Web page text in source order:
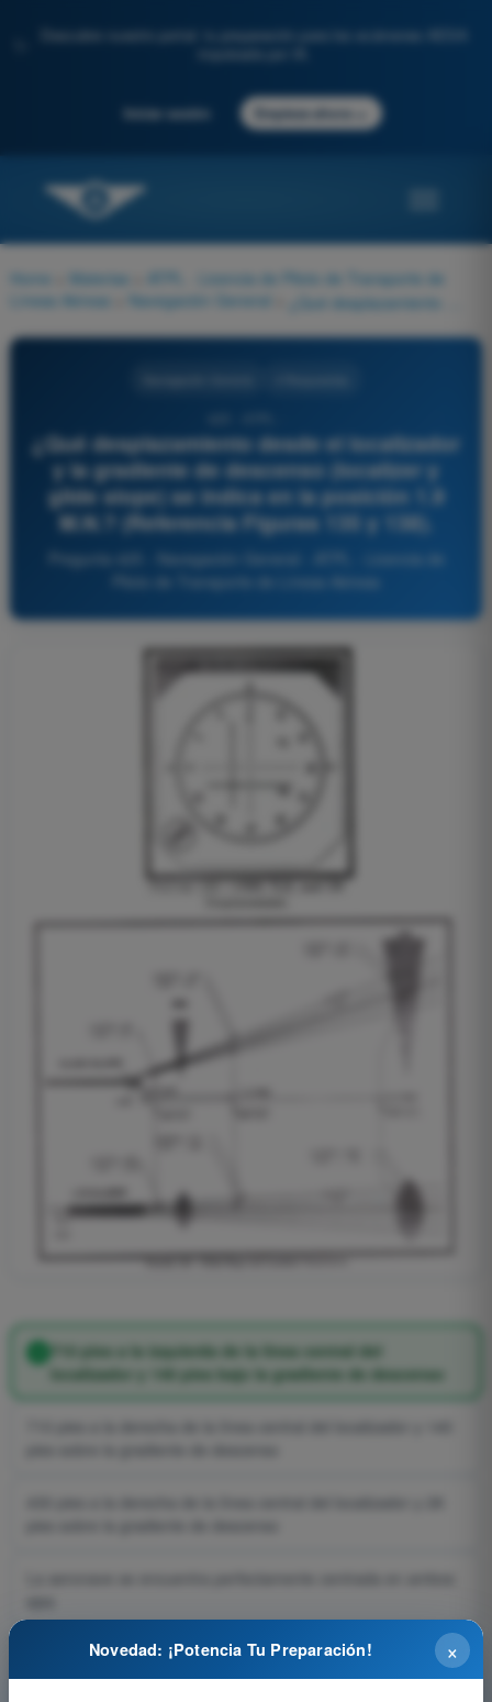
Descubre nuestro portal: tu preparación para los exámenes AESA
Iniciar sesión Empieza ahora
Home Materias
ATPL - Licencia de Piloto de Transporte de
Líneas Aéreas
Navegación General
¿Qué desplazamiento desde el localizador
y la gradiente de descenso (localizer y
glide slope) se indica en la posición 1.9
M.N.? (Referencia Figuras 135 y 138).
Pregunta 425 - Navegación General - ATPL - Licencia de
710 pies a la izquierda de la línea central del
localizador y 140 pies bajo la gradiente de descenso
×
Novedad: ¡Potencia Tu Preparación!